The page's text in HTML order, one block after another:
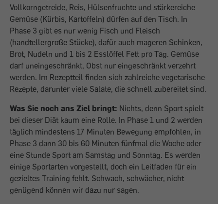
Vollkorngetreide, Reis, Hülsenfruchte und stärkereiche
Gemüse (Kürbis, Kartoffeln) dürfen auf den Tisch. In
Phase 3 gibt es nur wenig Fisch und Fleisch
(handtellergroße Stücke), dafür auch mageren Schinken,
Brot, Nudeln und 1 bis 2 Esslöffel Fett pro Tag. Gemüse
darf uneingeschränkt, Obst nur eingeschränkt verzehrt
werden. Im Rezeptteil finden sich zahlreiche vegetarische
Rezepte, darunter viele Salate, die schnell zubereitet sind.
Was Sie noch ans Ziel bringt: Nichts, denn Sport spielt
bei dieser Diät kaum eine Rolle. In Phase 1 und 2 werden
täglich mindestens 17 Minuten Bewegung empfohlen, in
Phase 3 dann 30 bis 60 Minuten fünfmal die Woche oder
eine Stunde Sport am Samstag und Sonntag. Es werden
einige Sportarten vorgestellt, doch ein Leitfaden für ein
gezieltes Training fehlt. Schwach, schwächer, nicht
genügend können wir dazu nur sagen.